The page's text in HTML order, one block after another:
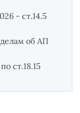
- ст.14.5
об АП
ст.18.15